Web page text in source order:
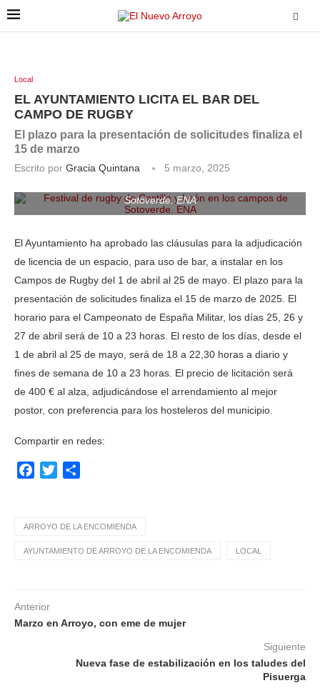
Local
EL AYUNTAMIENTO LICITA EL BAR DEL
CAMPO DE RUGBY
El plazo para la presentación de solicitudes finaliza el
15 de marzo
Escrito por Gracia Quintana
5 marzo, 2025
Sotoverde. ENA
El Ayuntamiento ha aprobado las cláusulas para la adjudicación
de licencia de un espacio, para uso de bar, a instalar en los
Campos de Rugby del 1 de abril al 25 de mayo. El plazo para la
presentación de solicitudes finaliza el 15 de marzo de 2025. El
horario para el Campeonato de España Militar, los días 25, 26 y
27 de abril será de 10 a 23 horas. El resto de los días, desde el
1 de abril al 25 de mayo, será de 18 a 22,30 horas a diario y
fines de semana de 10 a 23 horas. El precio de licitación será
de 400 € al alza, adjudicándose el arrendamiento al mejor
postor, con preferencia para los hosteleros del municipio.
Compartir en redes:
Facebook
Twitter
ARROYO DE LA ENCOMIENDA
AYUNTAMIENTO DE ARROYO DE LA ENCOMIENDA LOCAL
Anterior
Marzo en Arroyo, con eme de mujer
Siguiente
Nueva fase de estabilización en los taludes del
Pisuerga